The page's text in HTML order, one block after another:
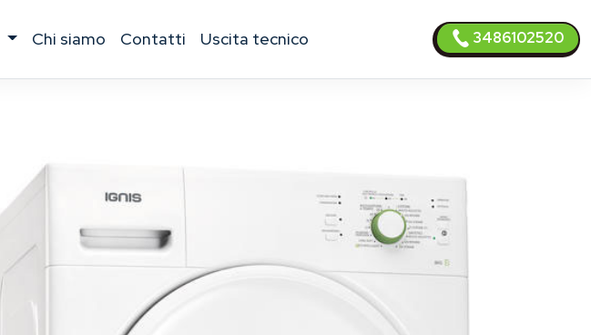
chi siamo contatti uscita tecnico 3486102520